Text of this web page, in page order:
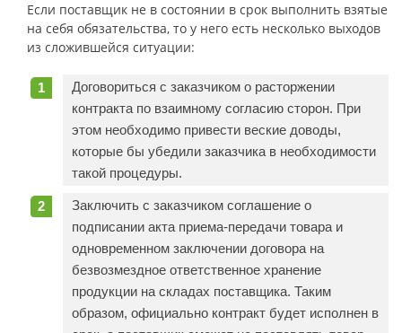
Если поставщик не в состоянии в срок выполнить взятые
на себя обязательства, то у него есть несколько выходов
из сложившейся ситуации:
Договориться с заказчиком о расторжении
контракта по взаимному согласию сторон. При
этом необходимо привести веские доводы,
которые бы убедили заказчика в необходимости
такой процедуры.
Заключить с заказчиком соглашение о
подписании акта приема-передачи товара и
одновременном заключении договора на
безвозмездное ответственное хранение
продукции на складах поставщика. Таким
образом, официально контракт будет исполнен в